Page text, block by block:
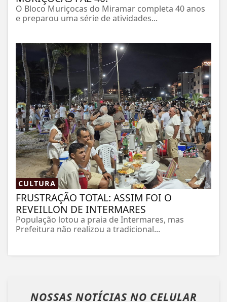
O Bloco Muriçocas do Miramar completa 40 anos
e preparou uma série de atividades...
CULTURA
FRUSTRAÇÃO TOTAL: ASSIM FOI O
REVEILLON DE INTERMARES
População lotou a praia de Intermares, mas
Prefeitura não realizou a tradicional...
NOSSAS NOTÍCIAS NO CELULAR